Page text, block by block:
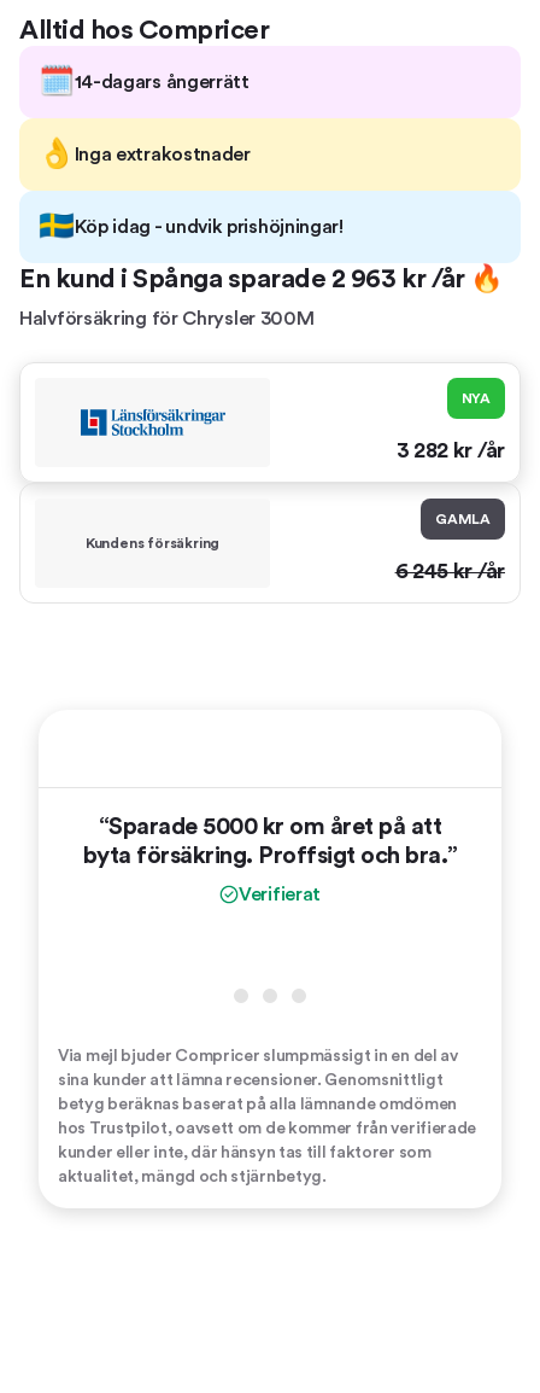
Alltid hos Compricer
🗓️14-dagars ångerrätt
👌 Inga extrakostnader
🇸🇪Köp idag - undvik prishöjningar!
En kund i Spånga sparade 2 963 kr /år 🔥
Halvförsäkring för Chrysler 300M
NYA
3 282 kr /år
Kundens försäkring
GAMLA
6 245kr /år
“Sparade 5000 kr om året på att
byta försäkring. Proffsigt och bra.”
Verifierat
Via mejl bjuder Compricer slumpmässigt in en del av
sina kunder att lämna recensioner. Genomsnittligt
betyg beräknas baserat på alla lämnande omdömen
hos Trustpilot, oavsett om de kommer från verifierade
kunder eller inte, där hänsyn tas till faktorer som
aktualitet, mängd och stjärnbetyg.